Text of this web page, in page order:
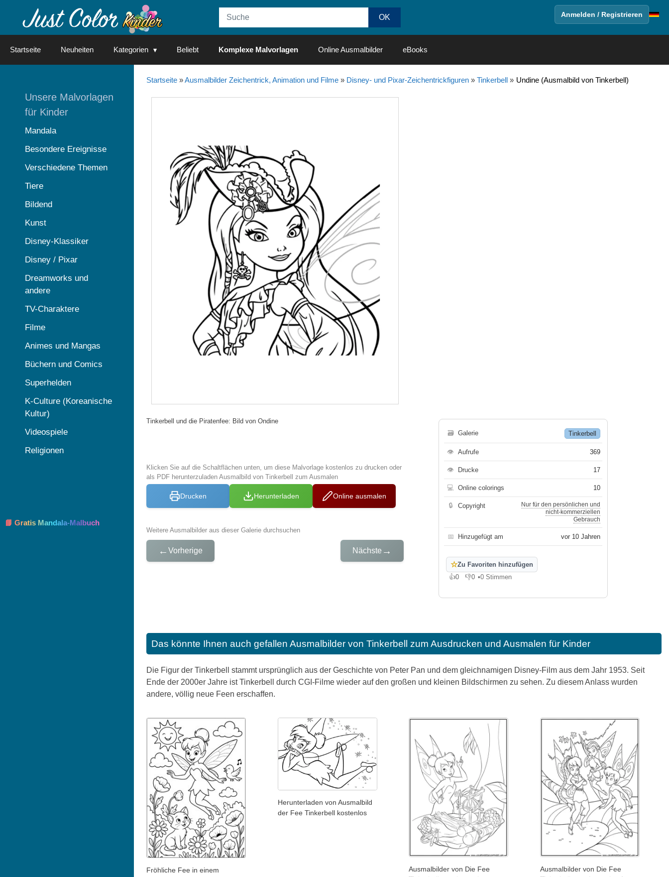
Anmelden / Registrieren
Startseite Neuheiten Kategorien Beliebt Komplexe Malvorlagen Online Ausmalbilder eBooks
Startseite»Ausmalbilder Zeichentrick, Animation und Filme» Disney- und Pixar-Zeichentrickfiguren» Tinkerbell» Undine (Ausmalbild von Tinkerbell)
Tinkerbell und die Piratenfee: Bild von Ondine
Klicken Sie auf die Schaltflächen unten, um diese Malvorlage kostenlos zu drucken oder
als PDF herunterzuladen Ausmalbild von Tinkerbell zum Ausmalen
Drucken Herunterladen Online ausmalen
Weitere Ausmalbilder aus dieser Galerie durchsuchen
← Vorherige Nächste →
🗃 Galerie Tinkerbell
👁 Aufrufe 369
👁 Drucke 17
💻 Online colorings 10
🔒 Copyright
Nur für den persönlichen und
nicht-kommerziellen
Gebrauch
📅 Hinzugefügt am vor 10 Jahren
☆Zu Favoriten hinzufügen
👍0
Gefällt mir
👎0
Gefällt mir nicht
•0 Stimmen
Das könnte Ihnen auch gefallen Ausmalbilder von Tinkerbell zum Ausdrucken und Ausmalen für Kinder
Die Figur der Tinkerbell stammt ursprünglich aus der Geschichte von Peter Pan und dem gleichnamigen Disney-Film aus dem Jahr 1953. Seit
Ende der 2000er Jahre ist Tinkerbell durch CGI-Filme wieder auf den großen und kleinen Bildschirmen zu sehen. Zu diesem Anlass wurden
andere, völlig neue Feen erschaffen.
Fröhliche Fee in einem
Herunterladen von Ausmalbild
der Fee Tinkerbell kostenlos
Ausmalbilder von Die Fee
Ausmalbilder von Die Fee
Unsere Malvorlagen
für Kinder
Mandala
Besondere Ereignisse
Verschiedene Themen
Tiere
Bildend
Kunst
Disney-Klassiker
Disney / Pixar
Dreamworks und
andere
TV-Charaktere
Filme
Animes und Mangas
Büchern und Comics
Superhelden
K-Culture (Koreanische
Kultur)
Videospiele
Religionen
📘 Gratis Mandala-Malbuch